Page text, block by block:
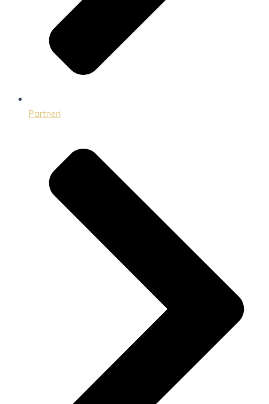
Partneri